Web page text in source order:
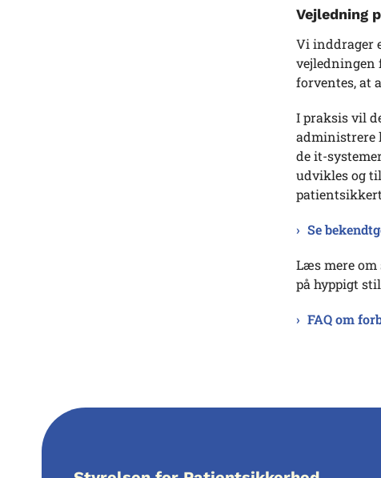
Vejledning
Vi inddrager
vejledningen
forventes, at
I praksis vil
administrere
de it-
udvikles og
Se
Læs mere om
på hyppigt
FAQ om